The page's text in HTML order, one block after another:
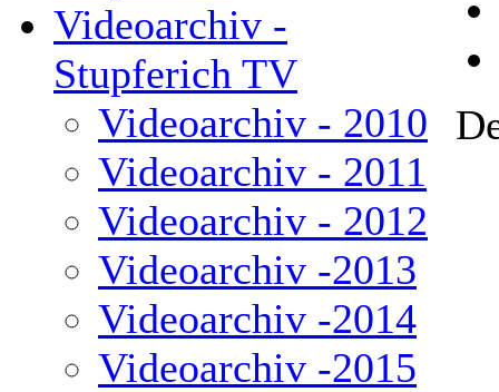
Videoarchiv -
Stupferich TV
Videoarchiv - 2010
Videoarchiv - 2011
Videoarchiv - 2012
Videoarchiv -2013
Videoarchiv -2014
Videoarchiv -2015